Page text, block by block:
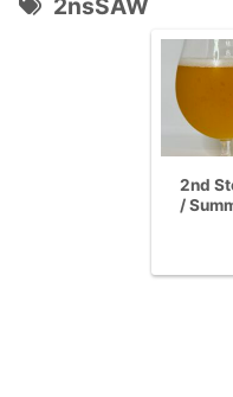
2nsSAW
2nd
/